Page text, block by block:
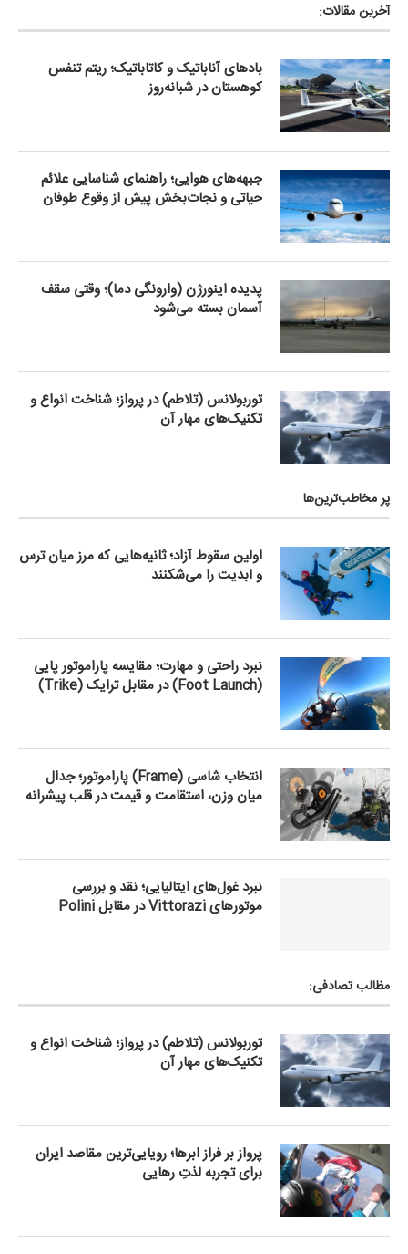
آخرین مقالات:
بادهای آناباتیک و کاتاباتیک؛ ریتم تنفس
کوهستان در شبانه‌روز
جبهه‌های هوایی؛ راهنمای شناسایی علائم
حیاتی و نجات‌بخش پیش از وقوع طوفان
پدیده اینورژن (وارونگی دما)؛ وقتی سقف
آسمان بسته می‌شود
توربولانس (تلاطم) در پرواز؛ شناخت انواع و
تکنیک‌های مهار آن
پر مخاطب‌ترین‌ها
اولین سقوط آزاد؛ ثانیه‌هایی که مرز میان ترس
و ابدیت را می‌شکنند
نبرد راحتی و مهارت؛ مقایسه پاراموتور پایی
(Foot Launch) در مقابل ترایک (Trike)
انتخاب شاسی (Frame) پاراموتور؛ جدال
میان وزن، استقامت و قیمت در قلب پیشرانه
نبرد غول‌های ایتالیایی؛ نقد و بررسی
موتورهای Vittorazi در مقابل Polini
مظالب تصادفی:
توربولانس (تلاطم) در پرواز؛ شناخت انواع و
تکنیک‌های مهار آن
پرواز بر فراز ابرها؛ رویایی‌ترین مقاصد ایران
برای تجربه لذتِ رهایی